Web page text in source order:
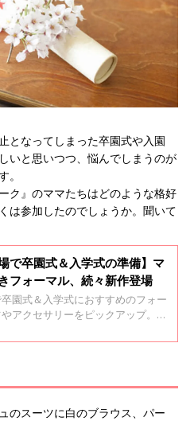
となってしまった卒園式や入園
いと思いつつ、悩んでしまうのが
。
ク』のママたちはどのような格好
は参加したのでしょうか。聞いて
で卒園式＆入学式の準備】マ
フォーマル、続々新作登場
園式＆入学式におすすめのフォー
アクセサリーをピックアップ。こ
かかったり、需要の高いサイズか
とをお勧めします。
のスーツに白のブラウス、パー